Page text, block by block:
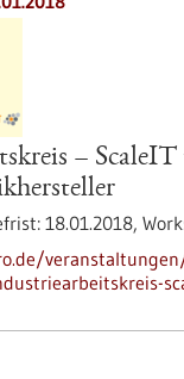
–
18.01.2018,